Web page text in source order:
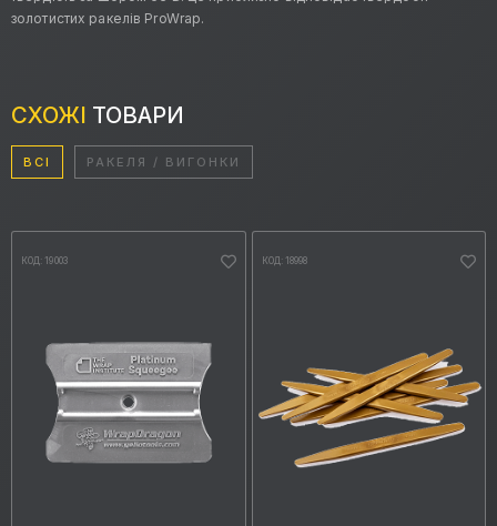
золотистих ракелів ProWrap.
СХОЖІ ТОВАРИ
ВСІ РАКЕЛЯ / ВИГОНКИ
КОД: 19003 КОД: 18998